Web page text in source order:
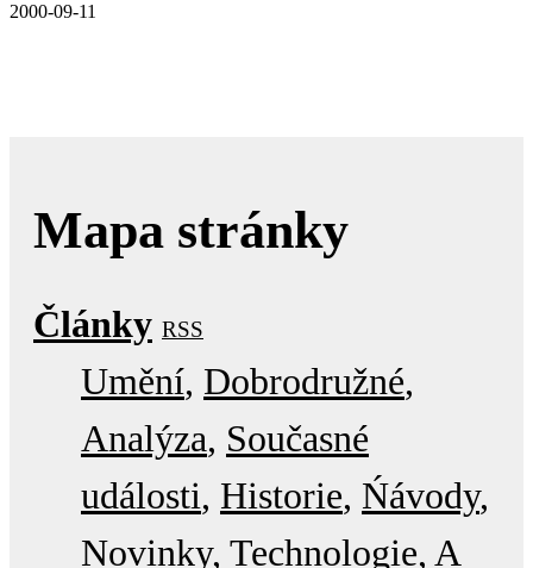
2000-09-11
Mapa stránky
Články RSS
Umění Dobrodružné
Analýza Současné
události Historie Ńávody
Novinky Technologie A